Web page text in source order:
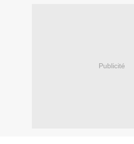
Publicité